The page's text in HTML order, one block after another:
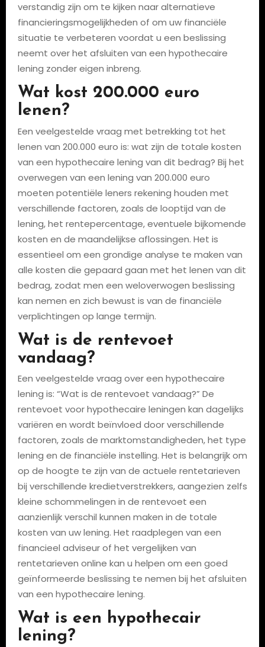
verstandig zijn om te kijken naar alternatieve
financieringsmogelijkheden of om uw financiële
situatie te verbeteren voordat u een beslissing
neemt over het afsluiten van een hypothecaire
lening zonder eigen inbreng.
Wat kost 200.000 euro
lenen?
Een veelgestelde vraag met betrekking tot het
lenen van 200.000 euro is: wat zijn de totale kosten
van een hypothecaire lening van dit bedrag? Bij het
overwegen van een lening van 200.000 euro
moeten potentiële leners rekening houden met
verschillende factoren, zoals de looptijd van de
lening, het rentepercentage, eventuele bijkomende
kosten en de maandelijkse aflossingen. Het is
essentieel om een grondige analyse te maken van
alle kosten die gepaard gaan met het lenen van dit
bedrag, zodat men een weloverwogen beslissing
kan nemen en zich bewust is van de financiële
verplichtingen op lange termijn.
Wat is de rentevoet
vandaag?
Een veelgestelde vraag over een hypothecaire
lening is: “Wat is de rentevoet vandaag?” De
rentevoet voor hypothecaire leningen kan dagelijks
variëren en wordt beïnvloed door verschillende
factoren, zoals de marktomstandigheden, het type
lening en de financiële instelling. Het is belangrijk om
op de hoogte te zijn van de actuele rentetarieven
bij verschillende kredietverstrekkers, aangezien zelfs
kleine schommelingen in de rentevoet een
aanzienlijk verschil kunnen maken in de totale
kosten van uw lening. Het raadplegen van een
financieel adviseur of het vergelijken van
rentetarieven online kan u helpen om een goed
geïnformeerde beslissing te nemen bij het afsluiten
van een hypothecaire lening.
Wat is een hypothecair
lening?